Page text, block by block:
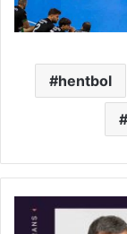
hentbol
etkinlikleri